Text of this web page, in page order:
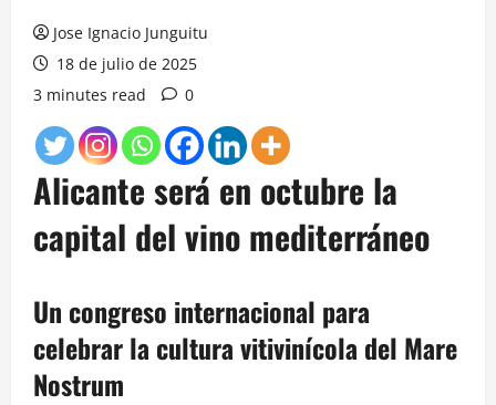
Jose Ignacio Junguitu
18 de julio de 2025
3 minutes read
0
Alicante será en octubre la
capital del vino mediterráneo
Un congreso internacional para
celebrar la cultura vitivinícola del Mare
Nostrum